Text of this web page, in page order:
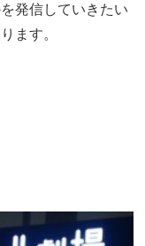
発信していきたい
ます。